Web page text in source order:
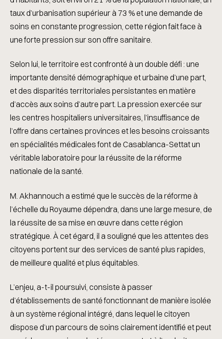
taux d’urbanisation supérieur à 73 % et une demande de
soins en constante progression, cette région fait face à
une forte pression sur son offre sanitaire.
Selon lui, le territoire est confronté à un double défi : une
importante densité démographique et urbaine d’une part,
et des disparités territoriales persistantes en matière
d’accès aux soins d’autre part. La pression exercée sur
les centres hospitaliers universitaires, l’insuffisance de
l’offre dans certaines provinces et les besoins croissants
en spécialités médicales font de Casablanca-Settat un
véritable laboratoire pour la réussite de la réforme
nationale de la santé.
M. Akhannouch a estimé que le succès de la réforme à
l’échelle du Royaume dépendra, dans une large mesure, de
la réussite de sa mise en œuvre dans cette région
stratégique. À cet égard, il a souligné que les attentes des
citoyens portent sur des services de santé plus rapides,
de meilleure qualité et plus équitables.
L’enjeu, a-t-il poursuivi, consiste à passer
d’établissements de santé fonctionnant de manière isolée
à un système régional intégré, dans lequel le citoyen
dispose d’un parcours de soins clairement identifié et peut